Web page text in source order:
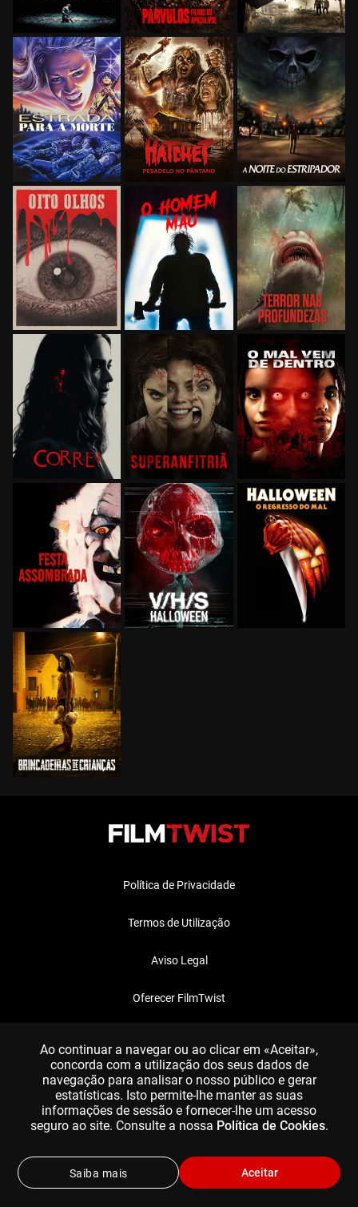
Política de Privacidade
Termos de Utilização
Aviso Legal
Oferecer FilmTwist
Ao continuar a navegar ou ao clicar em «Aceitar»,
concorda com a utilização dos seus dados de
navegação para analisar o nosso público e gerar
estatísticas. Isto permite-lhe manter as suas
informações de sessão e fornecer-lhe um acesso
seguro ao site. Consulte a nossa Política de Cookies.
Aceitar
Saiba mais